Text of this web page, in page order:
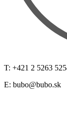
T: +421 2 5263
E: bubo@bubo.sk